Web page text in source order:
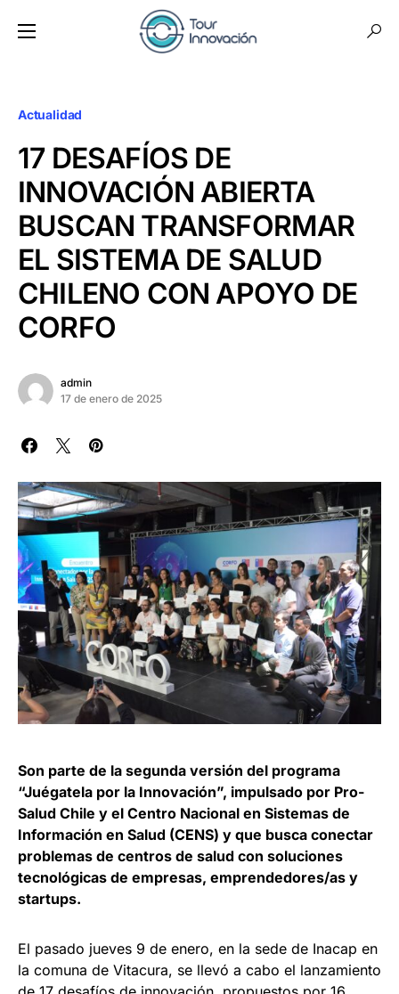
Actualidad
17 DESAFÍOS DE
INNOVACIÓN ABIERTA
BUSCAN TRANSFORMAR
EL SISTEMA DE SALUD
CHILENO CON APOYO DE
CORFO
admin
17 de enero de 2025
Son parte de la segunda versión del programa
“Juégatela por la Innovación”, impulsado por Pro-
Salud Chile y el Centro Nacional en Sistemas de
Información en Salud (CENS) y que busca conectar
problemas de centros de salud con soluciones
tecnológicas de empresas, emprendedores/as y
startups.
El pasado jueves 9 de enero, en la sede de Inacap en
la comuna de Vitacura, se llevó a cabo el lanzamiento